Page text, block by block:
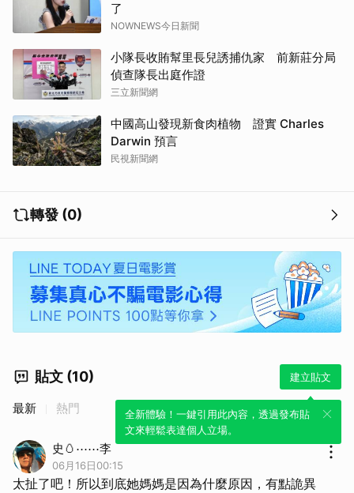
了
NOWNEWS今日新聞
小隊長收賄幫里長兒誘捕仇家 前新莊分局
偵查隊長出庭作證
三立新聞網
中國高山發現新食肉植物 證實 Charles
Darwin 預言
民視新聞網
轉發 (0)
貼文 (10) 建立貼文
全新體驗！一鍵引用此內容，透過發布貼
文來輕鬆表達個人立場。
最新 熱門
史🥚⋯⋯李
06月16日00:15
太扯了吧！所以到底她媽媽是因為什麼原因，有點詭異